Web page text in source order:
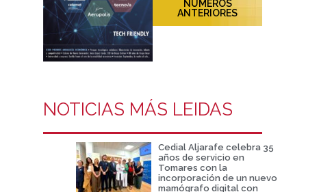
NÚMEROS
ANTERIORES
NOTICIAS MÁS LEIDAS
Cedial Aljarafe celebra 35
años de servicio en
Tomares con la
incorporación de un nuevo
mamógrafo digital con